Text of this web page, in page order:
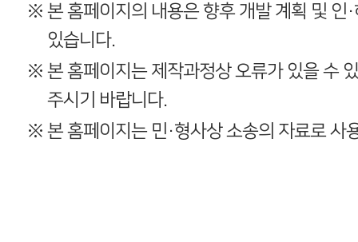
※ 본 홈페이지의 내용은 향후 개발 계획 및 인
있습니다.
※ 본 홈페이지는 제작과정상 오류가 있을 수
주시기 바랍니다.
※ 본 홈페이지는 민·형사상 소송의 자료로 사